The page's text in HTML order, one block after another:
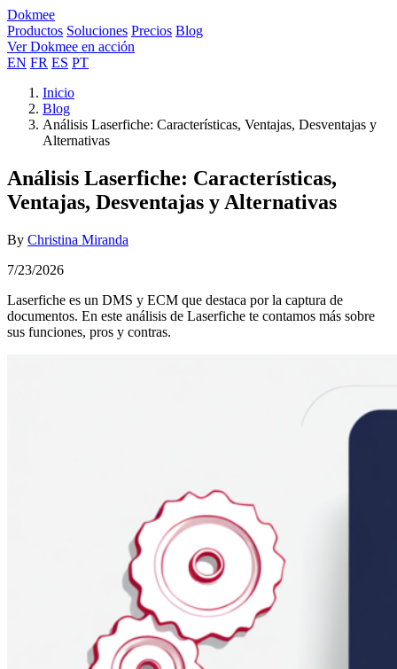
Dokmee
Productos Soluciones Precios Blog
Ver Dokmee en acción
EN FR ES PT
Inicio
Blog
Análisis Laserfiche: Características, Ventajas, Desventajas y
Alternativas
Análisis Laserfiche: Características,
Ventajas, Desventajas y Alternativas
By Christina Miranda
7/23/2026
Laserfiche es un DMS y ECM que destaca por la captura de
documentos. En este análisis de Laserfiche te contamos más sobre
sus funciones, pros y contras.